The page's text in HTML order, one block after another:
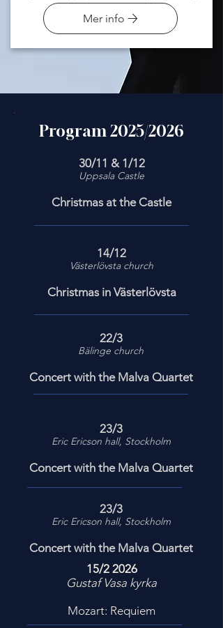
Mer info
Program 2025/2026
30/11 & 1/12
Uppsala Castle
Christmas at the Castle
14/12
Västerlövsta church
Christmas in Västerlövsta
22/3
Bälinge church
Concert with the Malva Quartet
23/3
Eric Ericson hall, Stockholm
Concert with the Malva Quartet
23/3
Eric Ericson hall, Stockholm
Concert with the Malva Quartet
15/2 2026
Gustaf Vasa kyrka​
Mozart: Requiem